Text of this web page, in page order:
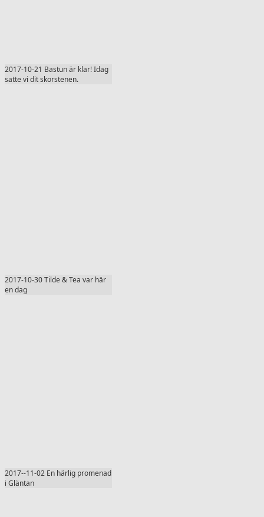
2017-10-21 Bastun är klar! Idag
satte vi dit skorstenen.
2017-10-30 Tilde & Tea var här
en dag
2017--11-02 En härlig promenad
i Gläntan